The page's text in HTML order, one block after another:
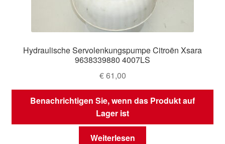
Hydraulische Servolenkungspumpe Citroën Xsara
9638339880 4007LS
€61,00
Benachrichtigen Sie, wenn das Produkt auf
Lager ist
Weiterlesen